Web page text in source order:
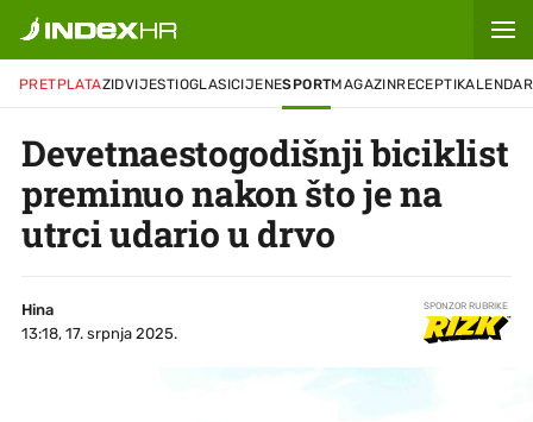
PRETPLATAZIDVIJESTIOGLASICIJENESPORTMAGAZINRECEPTIKALENDAR
Devetnaestogodišnji biciklist
preminuo nakon što je na
utrci udario u drvo
Hina
13:18, 17. srpnja 2025.
SPONZOR RUBRIKE